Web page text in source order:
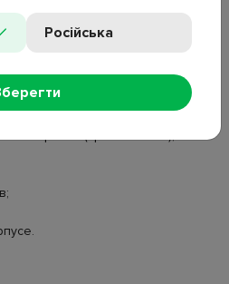
(красный свет);
Російська